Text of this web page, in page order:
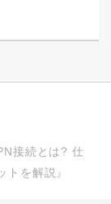
接続とは? 仕
を解説』